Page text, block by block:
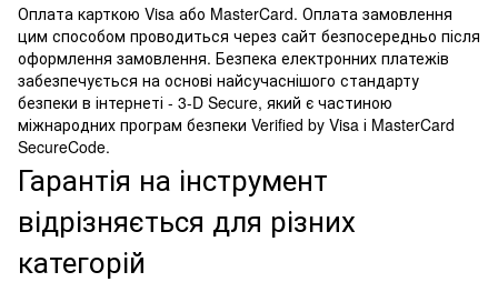
Оплата карткою Visa або MasterCard. Оплата замовлення
цим способом проводиться через сайт безпосередньо після
оформлення замовлення. Безпека електронних платежів
забезпечується на основі найсучаснішого стандарту
безпеки в інтернеті - 3-D Secure, який є частиною
міжнародних програм безпеки Verified by Visa і MasterCard
SecureCode.
Гарантія на інструмент
відрізняється для різних
категорій